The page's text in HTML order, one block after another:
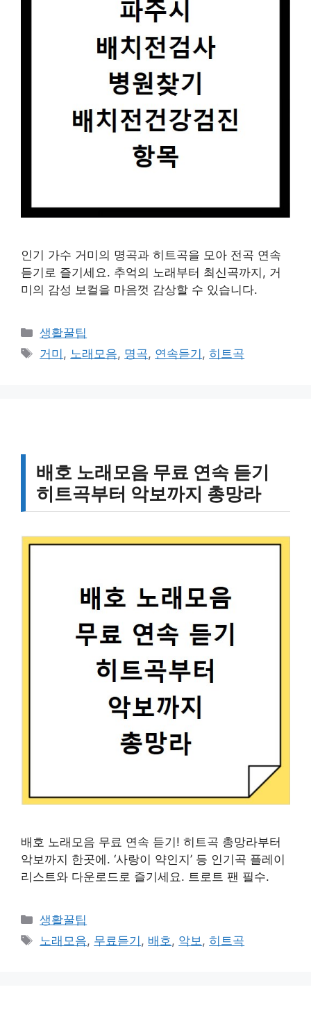
인기 가수 거미의 명곡과 히트곡을 모아 전곡 연속
듣기로 즐기세요. 추억의 노래부터 최신곡까지, 거
미의 감성 보컬을 마음껏 감상할 수 있습니다.
카
테
생활꿀팁
태
거미 , 노래모음, 명곡, 연속듣기 ,히트곡
배호 노래모음 무료 연속 듣기
히트곡부터 악보까지 총망라
배호 노래모음 무료 연속 듣기! 히트곡 총망라부터
악보까지 한곳에. ‘사랑이 약인지’ 등 인기곡 플레이
리스트와 다운로드로 즐기세요. 트로트 팬 필수.
카
테
생활꿀팁
태
노래모음, 무료듣기 , 배호, 악보,히트곡